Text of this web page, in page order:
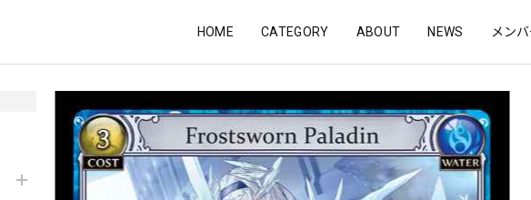
HOME CATEGORY ABOUT NEWS メン